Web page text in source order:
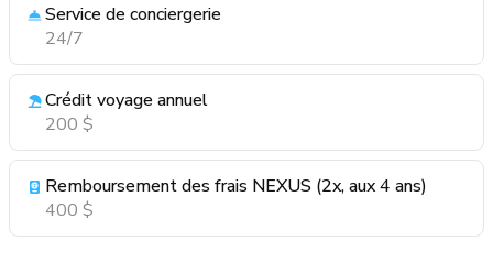
Service de conciergerie
24/7
Crédit voyage annuel
200 $
Remboursement des frais NEXUS (2x, aux 4 ans)
400 $